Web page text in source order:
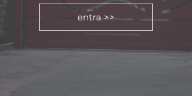
entra >>